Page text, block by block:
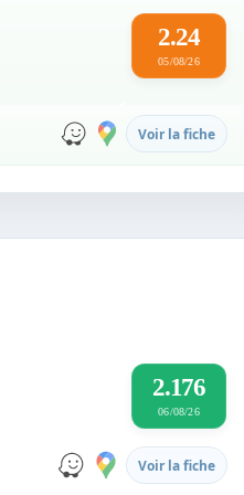
2.24
05/08/26
Voir la fiche
2.176
06/08/26
Voir la fiche